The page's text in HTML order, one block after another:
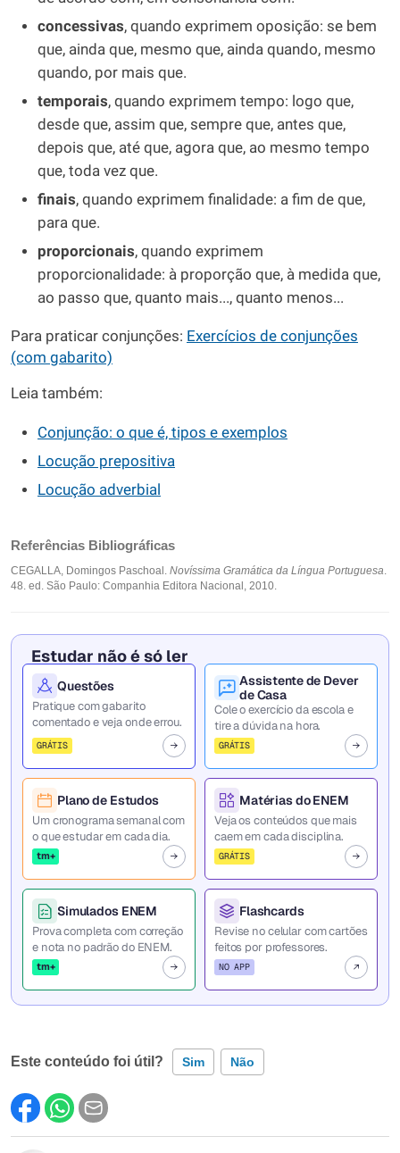
concessivas, quando exprimem oposição: se bem
que, ainda que, mesmo que, ainda quando, mesmo
quando, por mais que.
temporais, quando exprimem tempo: logo que,
desde que, assim que, sempre que, antes que,
depois que, até que, agora que, ao mesmo tempo
que, toda vez que.
finais, quando exprimem finalidade: a fim de que,
para que.
proporcionais, quando exprimem
proporcionalidade: à proporção que, à medida que,
ao passo que, quanto mais..., quanto menos...
Para praticar conjunções: Exercícios de conjunções
(com gabarito)
Leia também:
Conjunção: o que é, tipos e exemplos
Locução prepositiva
Locução adverbial
Referências Bibliográficas
CEGALLA, Domingos Paschoal. Novíssima Gramática da Língua Portuguesa.
48. ed. São Paulo: Companhia Editora Nacional, 2010.
Estudar não é só ler
Questões
Pratique com gabarito
comentado e veja onde errou.
GRÁTIS
Assistente de Dever
de Casa
Cole o exercício da escola e
tire a dúvida na hora.
GRÁTIS
Plano de Estudos
Um cronograma semanal com
o que estudar em cada dia.
tm+
Matérias do ENEM
Veja os conteúdos que mais
caem em cada disciplina.
GRÁTIS
Simulados ENEM
Prova completa com correção
e nota no padrão do ENEM.
tm+
Flashcards
Revise no celular com cartões
feitos por professores.
NO APP
Este conteúdo foi útil? Sim Não
Este conteúdo contém informação incorreta